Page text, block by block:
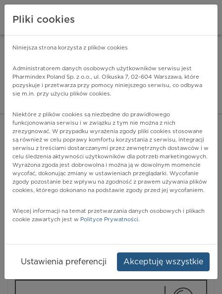
Pharmindex - lider
ZALOGUJ SIĘ
POKAŻ FILTRY
Pharmindex
Pliki cookies
Niniejsza strona korzysta z plików cookies
Administratorem danych osobowych użytkowników serwisu jest
Pharmindex Poland Sp. z o.o., ul. Olkuska 7, 02-604 Warszawa, które
pozyskuje i przetwarza przy pomocy niniejszego serwisu, co odbywa
się m.in. przy użyciu plików cookies.
Niektóre z plików cookies są niezbędne do prawidłowego
funkcjonowania serwisu i w związku z tym nie można z nich
zrezygnować. W przypadku wyrażenia zgody pliki cookies stosowane
są również w celu poprawy komfortu korzystania z serwisu, integracji
serwisu z treściami dostarczanymi przez zewnętrznych dostawców i w
celu śledzenia aktywności użytkowników dla potrzeb marketingowych.
Wyrażona zgoda jest dobrowolna i można ją w dowolnym momencie
wycofać, dokonując zmiany w ustawieniach przeglądarki. Wycofanie
zgody pozostanie bez wpływu na zgodność z prawem używania plików
cookies, którego dokonano na podstawie zgody przed jej wycofaniem.
Więcej informacji na temat przetwarzania danych osobowych i plikach
cookie zawartych jest w Polityce Prywatności.
Ustawienia preferencji Akceptuję wszystkie
ZA DARMO - w Google Play INSTALUJ